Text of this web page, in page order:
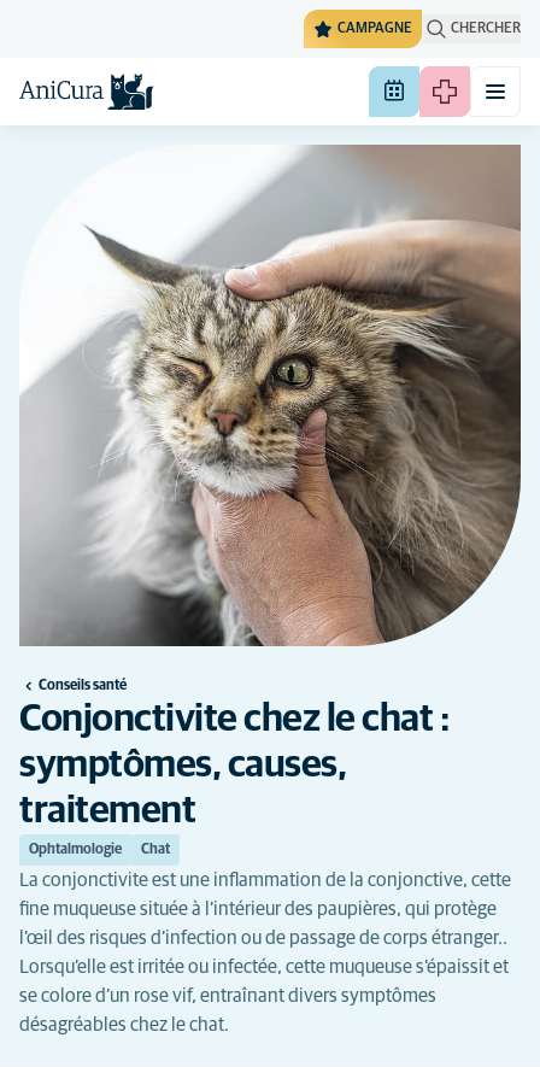
CAMPAGNE CHERCHER
Conseils santé
Conjonctivite chez le chat :
symptômes, causes,
traitement
Ophtalmologie Chat
La conjonctivite est une inflammation de la conjonctive, cette
fine muqueuse située à l’intérieur des paupières, qui protège
l’œil des risques d’infection ou de passage de corps étranger..
Lorsqu’elle est irritée ou infectée, cette muqueuse s’épaissit et
se colore d’un rose vif, entraînant divers symptômes
désagréables chez le chat.